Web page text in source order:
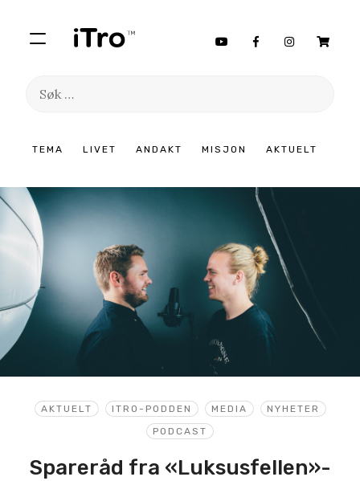
TEMA LIVET ANDAKT MISJON AKTUELT
Søk
innhold
AKTUELT ITRO-PODDEN MEDIA
NYHETER
PODCAST
Spareråd fra «Luksusfellen»-